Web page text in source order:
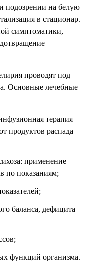
подозрении на белую
в стационар.
симптоматики,
проводят под
Основные лечебные
терапия
продуктов распада
применение
по показаниям;
баланса, дефицита
функций организма.